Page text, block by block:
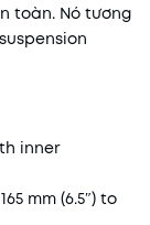
toàn. Nó tương
inner
mm (6.5″) to